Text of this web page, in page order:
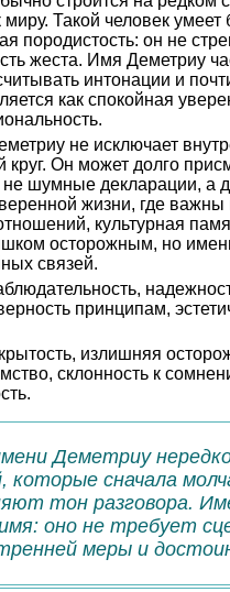
миру. Такой человек
породистость: он не
жеста. Имя Деметриу
интонации и
как спокойная
не исключает
круг. Он может долго
не шумные декларации, а
жизни, где важны
культурная
осторожным, но
связей.
принципам,
излишняя
склонность к
Деметриу
которые сначала
тон разговора.
оно не требует
меры и